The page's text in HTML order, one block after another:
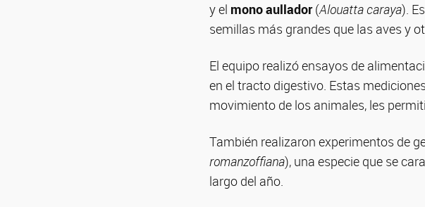
y el mono aullador(Alouatta caraya).
semillas más grandes que las aves y
El equipo realizó ensayos de
en el tracto digestivo. Estas
movimiento de los animales, les
También realizaron experimentos de
romanzoffiana), una especie que se
largo del año.